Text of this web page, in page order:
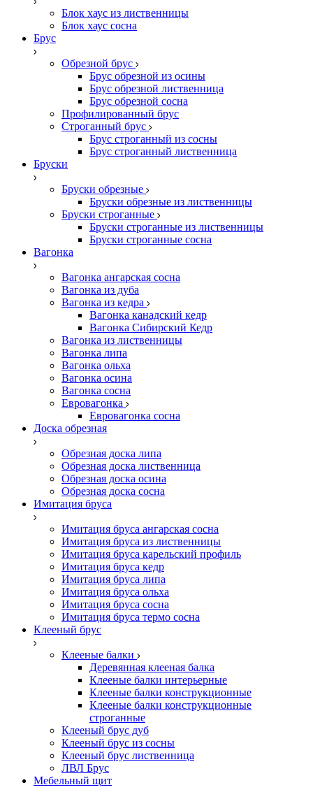
Блок хаус из лиственницы
Блок хаус сосна
Брус
Обрезной брус
Брус обрезной из осины
Брус обрезной лиственница
Брус обрезной сосна
Профилированный брус
Строганный брус
Брус строганный из сосны
Брус строганный лиственница
Бруски
Бруски обрезные
Бруски обрезные из лиственницы
Бруски строганные
Бруски строганные из лиственницы
Бруски строганные сосна
Вагонка
Вагонка ангарская сосна
Вагонка из дуба
Вагонка из кедра
Вагонка канадский кедр
Вагонка Сибирский Кедр
Вагонка из лиственницы
Вагонка липа
Вагонка ольха
Вагонка осина
Вагонка сосна
Евровагонка
Евровагонка сосна
Доска обрезная
Обрезная доска липа
Обрезная доска лиственница
Обрезная доска осина
Обрезная доска сосна
Имитация бруса
Имитация бруса ангарская сосна
Имитация бруса из лиственницы
Имитация бруса карельский профиль
Имитация бруса кедр
Имитация бруса липа
Имитация бруса ольха
Имитация бруса сосна
Имитация бруса термо сосна
Клееный брус
Клееные балки
Деревянная клееная балка
Клееные балки интерьерные
Клееные балки конструкционные
Клееные балки конструкционные
строганные
Клееный брус дуб
Клееный брус из сосны
Клееный брус лиственница
ЛВЛ Брус
Мебельный щит